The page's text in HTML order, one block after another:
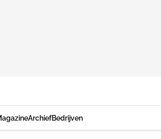
ArchiefBedrijven